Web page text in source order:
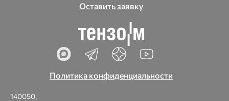
Оставить заявку
Политика конфиденциальности
140050,